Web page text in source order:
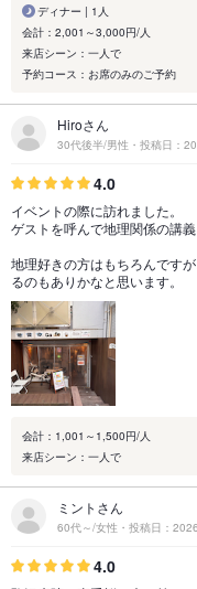
ディナー | 1人
会計：2,001～3,000円/人
来店シーン：一人で
予約コース：お席のみのご予約
Hiroさん
30代後半/男性・投稿日：
4.0
イベントの際に訪れました。
ゲストを呼んで地理関係の講
地理好きの方はもちろんです
るのもありかなと思います。
会計：1,001～1,500円/人
来店シーン：一人で
ミントさん
60代～/女性・投稿日：
4.0